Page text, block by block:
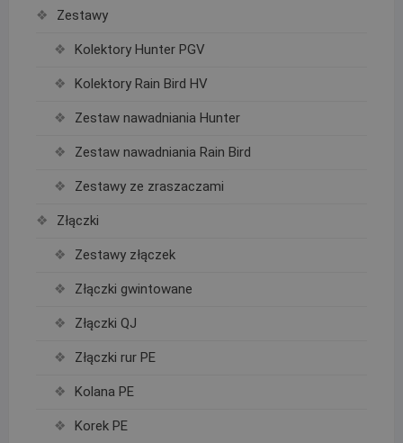
Zestawy
Kolektory Hunter PGV
Kolektory Rain Bird HV
Zestaw nawadniania Hunter
Zestaw nawadniania Rain Bird
Zestawy ze zraszaczami
Złączki
Zestawy złączek
Złączki gwintowane
Złączki QJ
Złączki rur PE
Kolana PE
Korek PE